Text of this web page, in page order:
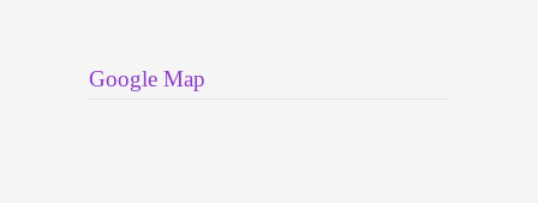
Google Map